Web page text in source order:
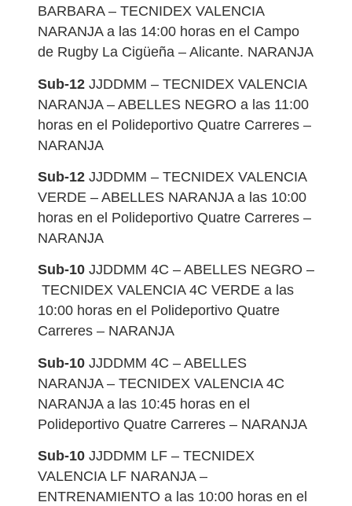
BARBARA – TECNIDEX VALENCIA
NARANJA a las 14:00 horas en el Campo
de Rugby La Cigüeña – Alicante. NARANJA
Sub-12 JJDDMM – TECNIDEX VALENCIA
NARANJA – ABELLES NEGRO a las 11:00
horas en el Polideportivo Quatre Carreres –
NARANJA
Sub-12 JJDDMM – TECNIDEX VALENCIA
VERDE – ABELLES NARANJA a las 10:00
horas en el Polideportivo Quatre Carreres –
NARANJA
Sub-10 JJDDMM 4C – ABELLES NEGRO –
TECNIDEX VALENCIA 4C VERDE a las
10:00 horas en el Polideportivo Quatre
Carreres – NARANJA
Sub-10 JJDDMM 4C – ABELLES
NARANJA – TECNIDEX VALENCIA 4C
NARANJA a las 10:45 horas en el
Polideportivo Quatre Carreres – NARANJA
Sub-10 JJDDMM LF – TECNIDEX
VALENCIA LF NARANJA –
ENTRENAMIENTO a las 10:00 horas en el